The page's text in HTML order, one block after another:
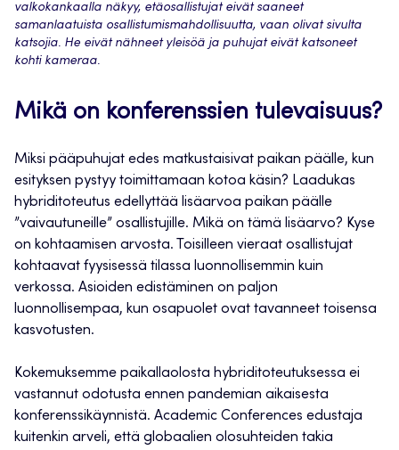
valkokankaalla näkyy, etäosallistujat eivät saaneet
samanlaatuista osallistumismahdollisuutta, vaan olivat sivulta
katsojia. He eivät nähneet yleisöä ja puhujat eivät katsoneet
kohti kameraa.
Mikä on konferenssien tulevaisuus?
Miksi pääpuhujat edes matkustaisivat paikan päälle, kun
esityksen pystyy toimittamaan kotoa käsin? Laadukas
hybriditoteutus edellyttää lisäarvoa paikan päälle
”vaivautuneille” osallistujille. Mikä on tämä lisäarvo? Kyse
on kohtaamisen arvosta. Toisilleen vieraat osallistujat
kohtaavat fyysisessä tilassa luonnollisemmin kuin
verkossa. Asioiden edistäminen on paljon
luonnollisempaa, kun osapuolet ovat tavanneet toisensa
kasvotusten.
Kokemuksemme paikallaolosta hybriditoteutuksessa ei
vastannut odotusta ennen pandemian aikaisesta
konferenssikäynnistä. Academic Conferences edustaja
kuitenkin arveli, että globaalien olosuhteiden takia